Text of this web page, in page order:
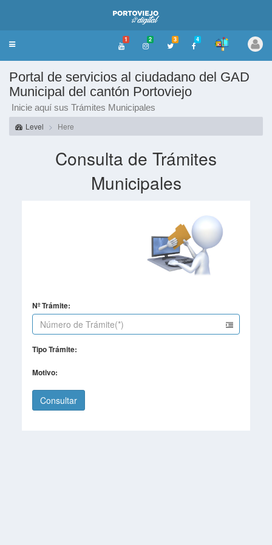
Toggle
1 2 3 4
Portal de servicios al ciudadano del GAD
Municipal del cantón Portoviejo
Inicie aquí sus Trámites Municipales
Level
Here
Consulta de Trámites
Municipales
Nº Trámite:
Tipo Trámite:
Motivo: